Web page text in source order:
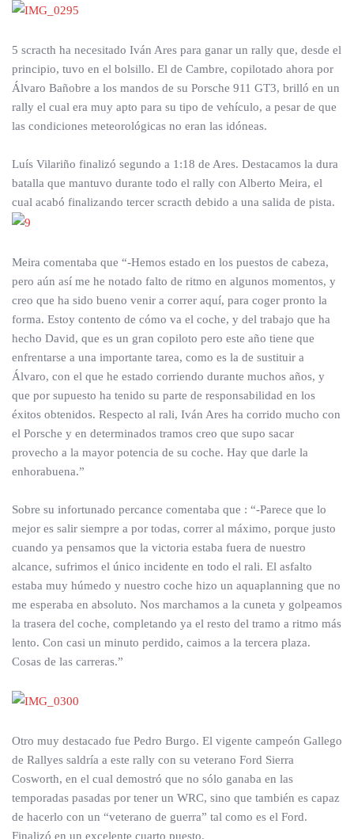
5 scracth ha necesitado Iván Ares para ganar un rally que, desde el
principio, tuvo en el bolsillo. El de Cambre, copilotado ahora por
Álvaro Bañobre a los mandos de su Porsche 911 GT3, brilló en un
rally el cual era muy apto para su tipo de vehículo, a pesar de que
las condiciones meteorológicas no eran las idóneas.
Luís Vilariño finalizó segundo a 1:18 de Ares. Destacamos la dura
batalla que mantuvo durante todo el rally con Alberto Meira, el
cual acabó finalizando tercer scracth debido a una salida de pista.
Meira comentaba que “-Hemos estado en los puestos de cabeza,
pero aún así me he notado falto de ritmo en algunos momentos, y
creo que ha sido bueno venir a correr aquí, para coger pronto la
forma. Estoy contento de cómo va el coche, y del trabajo que ha
hecho David, que es un gran copiloto pero este año tiene que
enfrentarse a una importante tarea, como es la de sustituir a
Álvaro, con el que he estado corriendo durante muchos años, y
que por supuesto ha tenido su parte de responsabilidad en los
éxitos obtenidos. Respecto al rali, Iván Ares ha corrido mucho con
el Porsche y en determinados tramos creo que supo sacar
provecho a la mayor potencia de su coche. Hay que darle la
enhorabuena.”
Sobre su infortunado percance comentaba que : “-Parece que lo
mejor es salir siempre a por todas, correr al máximo, porque justo
cuando ya pensamos que la victoria estaba fuera de nuestro
alcance, sufrimos el único incidente en todo el rali. El asfalto
estaba muy húmedo y nuestro coche hizo un aquaplanning que no
me esperaba en absoluto. Nos marchamos a la cuneta y golpeamos
la trasera del coche, completando ya el resto del tramo a ritmo más
lento. Con casi un minuto perdido, caimos a la tercera plaza.
Cosas de las carreras.”
Otro muy destacado fue Pedro Burgo. El vigente campeón Gallego
de Rallyes saldría a este rally con su veterano Ford Sierra
Cosworth, en el cual demostró que no sólo ganaba en las
temporadas pasadas por tener un WRC, sino que también es capaz
de hacerlo con un “veterano de guerra” tal como es el Ford.
Finalizó en un excelente cuarto puesto.